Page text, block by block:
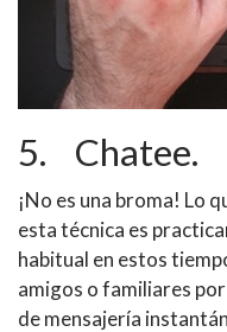
5. Chatee.
¡No es una broma! Lo
esta técnica es
habitual en estos
amigos o familiares
de mensajería